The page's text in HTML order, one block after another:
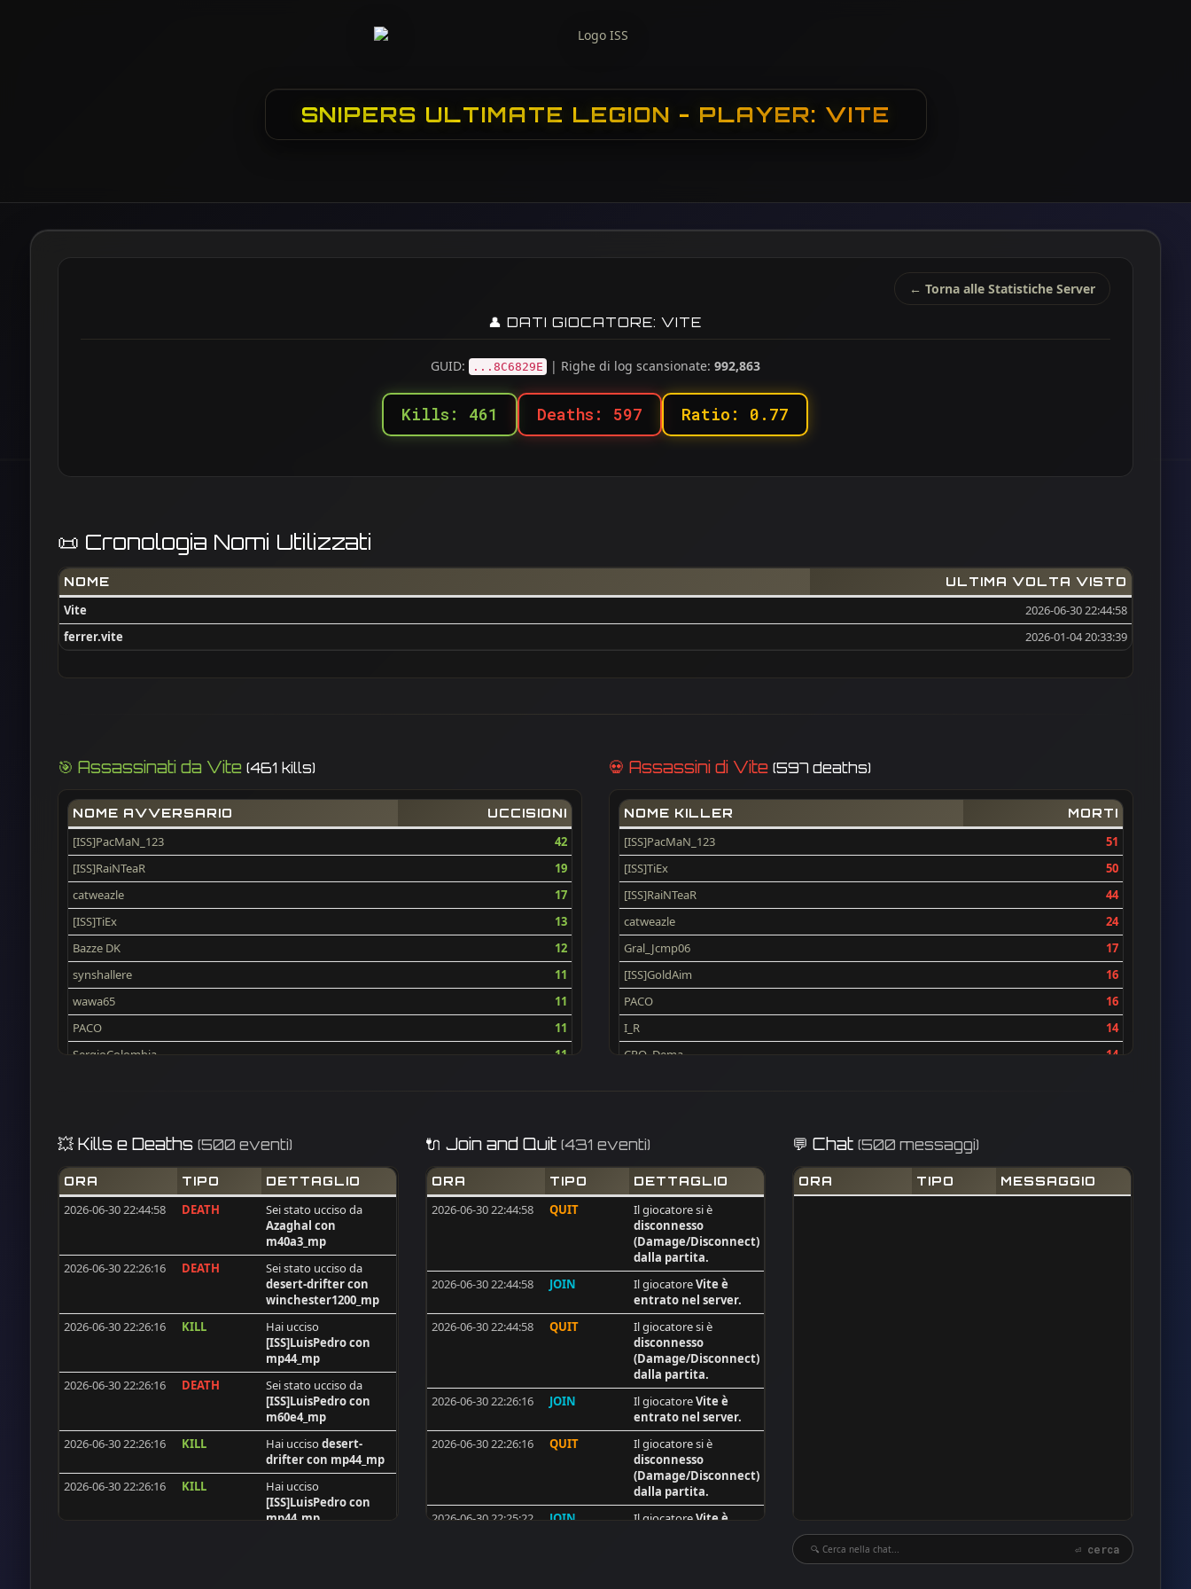
SNIPERS ULTIMATE LEGION - PLAYER: VITE
← Torna alle Statistiche Server
👤 DATI GIOCATORE: VITE
GUID: ...8C6829E | Righe di log scansionate: 992,863
Kills: 461 Deaths: 597 Ratio: 0.77
📜 Cronologia Nomi Utilizzati
NOME ULTIMA VOLTA VISTO
Vite
2026-06-30 22:44:58
ferrer.vite
2026-01-04 20:33:39
🎯 Assassinati da Vite (461 kills)
NOME AVVERSARIO UCCISIONI
[ISS]PacMaN_123
42
[ISS]RaiNTeaR
19
catweazle
17
[ISS]TiEx
13
Bazze DK
12
synshallere
11
wawa65
11
PACO
11
SergioColombia
11
max
Phil Oh
9
[ISS]GoldAim
8
desert-drifter
8
8
|MGA|WiS_K4:]
8
Cleybson
6
Desmo16
6
[ISS]Nenoos
6
[ISS]BORDAGARAY
6
💀 Assassini di Vite (597 deaths)
NOME KILLER MORTI
[ISS]PacMaN_123
51
[ISS]TiEx
50
[ISS]RaiNTeaR
44
catweazle
24
Gral_Jcmp06
17
[ISS]GoldAim
16
PACO
16
I_R
14
CRO_Dema
14
flecxs
BAM
Old - Man . DE
Shaggy
wawa65
synshallere
VooDooChild69
Bazze DK
max
[rz51}fata
[ISS]Nenoos
Desmo16
Mauser
6
6
💥 Kills e Deaths (500 eventi)
ORA TIPO DETTAGLIO
2026-06-30 22:44:58 DEATH
Sei stato ucciso da
Azaghal con
m40a3_mp
2026-06-30 22:26:16
DEATH
Sei stato ucciso da
desert-driftercon
winchester1200_mp
2026-06-30 22:26:16
KILL
Hai ucciso
[ISS]LuisPedrocon
mp44_mp
2026-06-30 22:26:16
DEATH
Sei stato ucciso da
[ISS]LuisPedrocon
m60e4_mp
2026-06-30 22:26:16
KILL Hai uccisodesert-
driftercon mp44_mp
2026-06-30 22:26:16
KILL
Hai ucciso
[ISS]LuisPedrocon
mp44_mp
🔌 Join and Quit (431 eventi)
ORA TIPO DETTAGLIO
2026-06-30 22:44:58 QUIT
Il giocatore si è
disconnesso
(Damage/Disconnect)
dalla partita.
2026-06-30 22:44:58
JOIN Il giocatoreVite è
entrato nel server.
2026-06-30 22:44:58
QUIT
Il giocatore si è
disconnesso
(Damage/Disconnect)
dalla partita.
2026-06-30 22:26:16
JOIN Il giocatoreVite è
entrato nel server.
2026-06-30 22:26:16
QUIT
Il giocatore si è
disconnesso
(Damage/Disconnect)
dalla partita.
2026-06-30 22:25:22
JOIN Il giocatoreVite è
💬 Chat(500 messaggi)
ORA TIPO MESSAGGIO
⏎ cerca